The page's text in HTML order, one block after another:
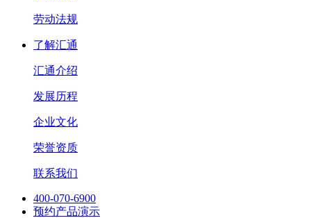
劳动法规
了解汇通
汇通介绍
发展历程
企业文化
荣誉资质
联系我们
400-070-6900
预约产品演示